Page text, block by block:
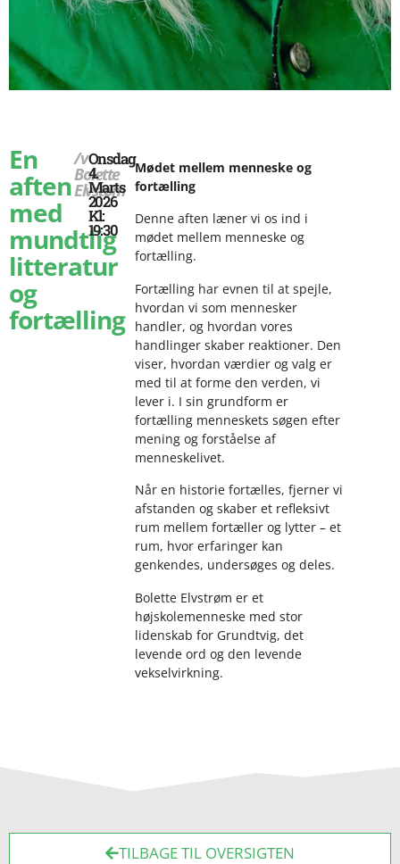
En
aften
med
mundtlig
litteratur
og
fortælling
/v
Bolette
Elvstøm
Onsdag
4.
Marts
2026
Kl:
19:30
Mødet mellem menneske og
fortælling
Denne aften læner vi os ind i
mødet mellem menneske og
fortælling.
Fortælling har evnen til at spejle,
hvordan vi som mennesker
handler, og hvordan vores
handlinger skaber reaktioner. Den
viser, hvordan værdier og valg er
med til at forme den verden, vi
lever i. I sin grundform er
fortælling menneskets søgen efter
mening og forståelse af
menneskelivet.
Når en historie fortælles, fjerner vi
afstanden og skaber et refleksivt
rum mellem fortæller og lytter – et
rum, hvor erfaringer kan
genkendes, undersøges og deles.
Bolette Elvstrøm er et
højskolemenneske med stor
lidenskab for Grundtvig, det
levende ord og den levende
vekselvirkning.
TILBAGE TIL OVERSIGTEN